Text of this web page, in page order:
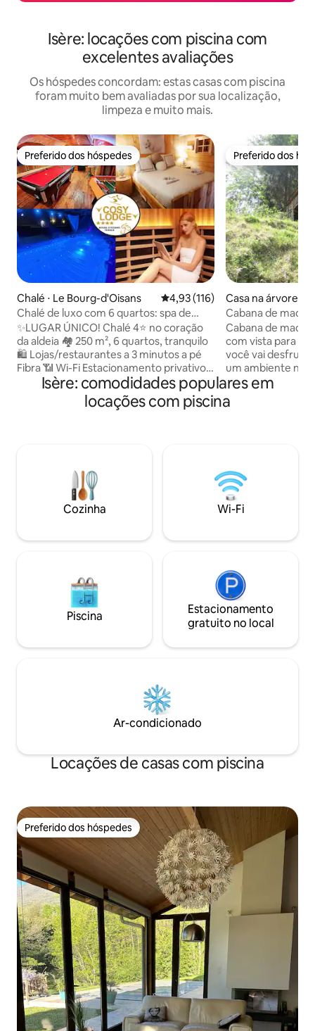
Isère: locações com piscina com
excelentes avaliações
Os hóspedes concordam: estas casas com piscina
foram muito bem avaliadas por sua localização,
limpeza e muito mais.
Preferido dos hóspedes
Preferido dos hóspedes
Chalé ⋅ Le Bourg-d'Oisans 4,93 de uma avaliação média de
4,93 (116)
Chalé de luxo com 6 quartos: spa de
natação, sauna, bilhar, bar
✨LUGAR ÚNICO! Chalé 4⭐ no coração
da aldeia 🏘️ 250 m², 6 quartos, tranquilo
🛍️ Lojas/restaurantes a 3 minutos a pé
Fibra 📶 Wi-Fi Estacionamento privativo e
seguro (3 vagas) 🏔️ NATUREZA E
ESPORTE: - Alpe d'Huez / Les Deux Alpes
(15 min 🚗) - Cabinovia 10 min (gratuita) -
LAZER: - Grande banheira de
hidromassagem com recurso de
natação (36 °C) e sauna - Área de lazer:
bilhar, bar, pebolim, fliperama -
fechado, churrasqueira, rede
Preferido dos
Preferido dos
Casa na árvore ⋅
Cabana de
nórdico de
Cabana de
com vista para
você vai
um ambiente
natureza
serviço de buffet.
expresso.
de água, 5,7 por
aquecida Aberto
meados de
clima, entre em
Isère: comodidades populares em
locações com piscina
Cozinha Wi-Fi
Piscina
Estacionamento
gratuito no local
Ar-condicionado
Locações de casas com piscina
Preferido dos hóspedes
Preferido dos hóspedes